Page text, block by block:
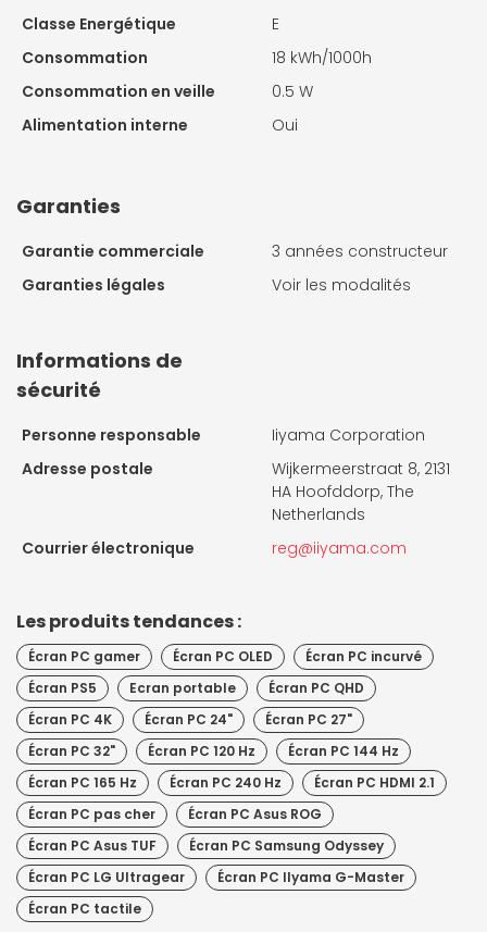
Classe Energétique
E
Consommation
18 kWh/1000h
Consommation en veille
0.5 W
Alimentation interne
Oui
Garanties
Garantie commerciale
3 années constructeur
Garanties légales
Voir les modalités
Informations de
sécurité
Personne responsable
Iiyama Corporation
Adresse postale
Wijkermeerstraat 8, 2131
HA Hoofddorp, The
Netherlands
Courrier électronique
reg@iiyama.com
Les produits tendances :
Écran PC gamer Écran PC OLED
Écran PC incurvé
Écran PS5
Ecran portable
Écran PC QHD
Écran PC 4K
Écran PC 24"
Écran PC 27"
Écran PC 32"
Écran PC 120 Hz
Écran PC 144 Hz
Écran PC 165 Hz
Écran PC 240 Hz
Écran PC HDMI 2.1
Écran PC pas cher
Écran PC Asus ROG
Écran PC Asus TUF
Écran PC Samsung Odyssey
Écran PC LG Ultragear
Écran PC IIyama G-Master
Écran PC tactile